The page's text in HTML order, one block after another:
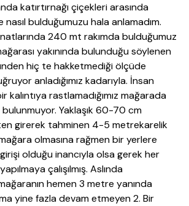
katırtırnağı çiçekleri arasında
nasıl bulduğumuzu hala anlamadım.
240 mt rakımda bulduğumuz
yakınında bulunduğu söylenen
hiç te hakketmediği ölçüde
anladığımız kadarıyla. İnsan
kalıntıya rastlamadığımız mağarada
Yaklaşık 60-70 cm
girerek tahminen 4-5 metrekarelik
olmasına rağmen bir yerlere
olduğu inancıyla olsa gerek her
çalışılmış. Aslında
hemen 3 metre yanında
yine fazla devam etmeyen 2. Bir